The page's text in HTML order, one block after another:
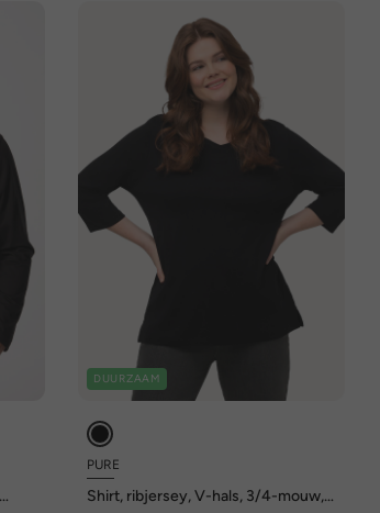
DUURZAAM
PURE
Shirt, ribjersey, V-hals, 3/4-mouw,